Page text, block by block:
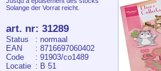
Solange der Vorrat reicht.
art. nr: 31289
Status
: normaal
EAN
: 8716697060402
Code
: 91903/co1489
Locatie : B 51